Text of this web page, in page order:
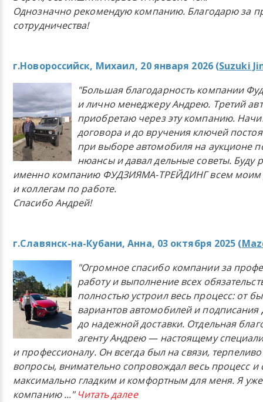
Однозначно рекомендую компанию. Благодарю за
сотрудничества!
г.Новороссийск, Михаил, 20 января 2026 (Suzuki
"Большая благодарность компании
и лично менеджеру Андрею. Третий
приобретаю через эту компанию.
договора и до вручения ключей
при выборе автомобиля на аукционе
нюансы и давал дельные советы. Буду
именно компанию ФУДЗИЯМА-ТРЕЙДИНГ всем моим
и коллегам по работе.
Спасибо Андрей!
г.Славянск-на-Кубани, Анна, 03 октября 2025 (
"Огромное спасибо компании за
работу и выполнение всех
полностью устроил весь процесс: от
вариантов автомобилей и подписания
до надежной доставки. Отдельная
агенту Андрею — настоящему
и профессионалу. Он всегда был на связи,
вопросы, внимательно сопровождал весь процесс и
максимально гладким и комфортным для меня. Я
компанию..." Читать далее